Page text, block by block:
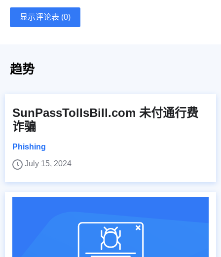
显示评论表 (0)
趋势
SunPassTollsBill.com 未付通行费
诈骗
Phishing
July 15, 2024